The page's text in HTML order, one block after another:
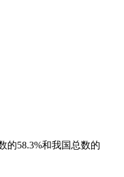
的58.3%和我国总数的